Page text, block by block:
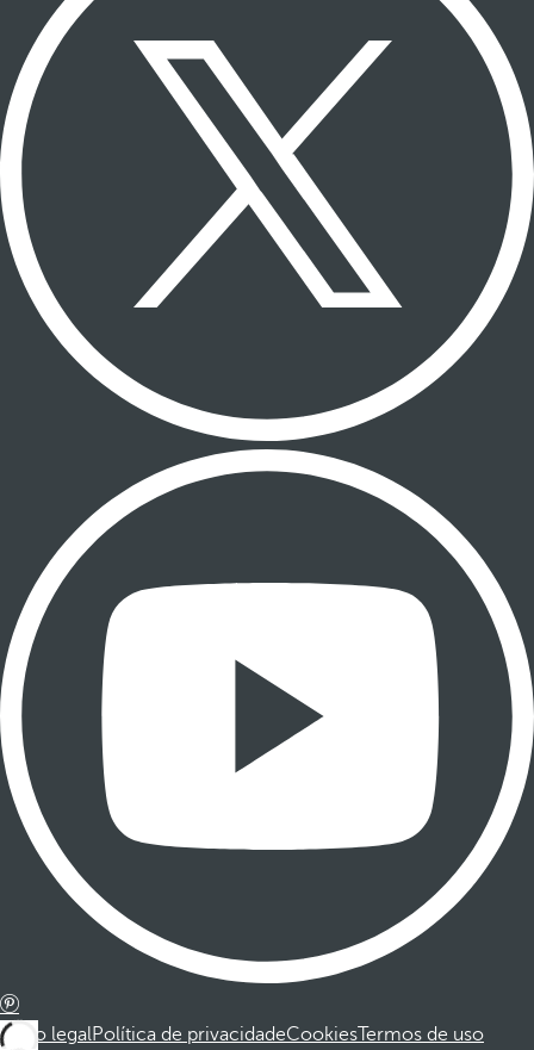
Aviso legalPolítica de privacidadeCookiesTermos de uso